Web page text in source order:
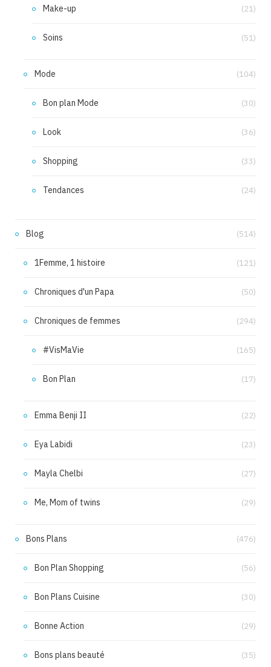
Make-up (21)
Soins (51)
Mode (104)
Bon plan Mode (30)
Look (36)
Shopping (33)
Tendances (24)
Blog (514)
1Femme, 1 histoire (121)
Chroniques d'un Papa (50)
Chroniques de femmes (294)
#VisMaVie (165)
Bon Plan (17)
Emma Benji II (22)
Eya Labidi (23)
Mayla Chelbi (27)
Me, Mom of twins (29)
Bons Plans (476)
Bon Plan Shopping (56)
Bon Plans Cuisine (30)
Bonne Action (29)
Bons plans beauté (35)